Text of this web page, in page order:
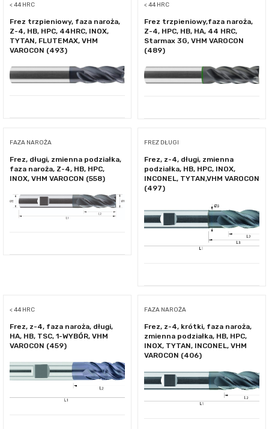
< 44 HRC
Frez trzpieniowy, faza naroża,
Z-4, HB, HPC, 44HRC, INOX,
TYTAN, FLUTEMAX, VHM
VAROCON (493)
< 44 HRC
Frez trzpieniowy,faza naroża,
Z-4, HPC, HB, HA, 44 HRC,
Starmax 3G, VHM VAROCON
(489)
FAZA NAROŻA
Frez, długi, zmienna podziałka,
faza naroża, Z-4, HB, HPC,
INOX, VHM VAROCON (558)
FREZ DŁUGI
Frez, z-4, długi, zmienna
podziałka, HB, HPC, INOX,
INCONEL, TYTAN,VHM VAROCON
(497)
< 44 HRC
Frez, z-4, faza naroża, długi,
HA, HB, TSC, 1-WYBÓR, VHM
VAROCON (459)
FAZA NAROŻA
Frez, z-4, krótki, faza naroża,
zmienna podziałka, HB, HPC,
INOX, TYTAN, INCONEL, VHM
VAROCON (406)